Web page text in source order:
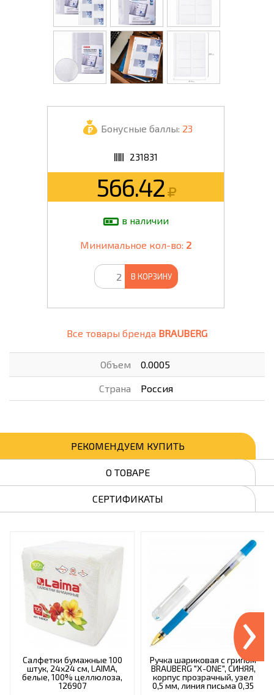
Бонусные баллы: 23
231831
566.42
в наличии
Минимальное кол-во: 2
В КОРЗИНУ
Все товары бренда BRAUBERG
Объем 0.0005
Страна Россия
РЕКОМЕНДУЕМ КУПИТЬ
О ТОВАРЕ
СЕРТИФИКАТЫ
Салфетки бумажные 100
штук, 24х24 см, LAIMA,
белые, 100% целлюлоза,
126907
Ручка шариковая с грипом
BRAUBERG "X-ONE", СИНЯЯ,
корпус прозрачный, узел
0,5 мм, линия письма 0,35
›